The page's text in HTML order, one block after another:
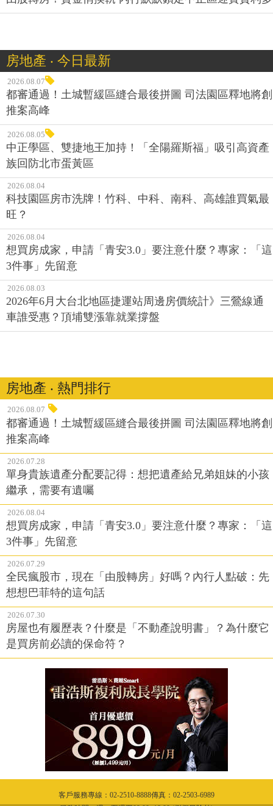
房地產 ‧ 今日最新
2026.08.07
都審通過！土城暫緩區縫合最後拼圖 司法園區釋地將創
推案高峰
2026.08.05
中正學區、雙捷地王加持！「全陽羅斯福」吸引高資產
族回防北市蛋黃區
2026.08.04
科技園區房市洗牌！竹科、中科、南科、高雄誰買氣最
旺？
2026.08.04
想買房成家，申請「青安3.0」要注意什麼？專家：「這
3件事」先留意
2026.08.03
2026年6月大台北地區捷運站周邊房價統計》三鶯線通
車誰受惠？頂埔雙漲靠就業撐盤
房地產 ‧ 熱門排行
2026.08.07
都審通過！土城暫緩區縫合最後拼圖 司法園區釋地將創
推案高峰
2026.07.28
單身貴族遺產分配要記得：想把遺產給兄弟姐妹的小孩
繼承，需要有遺囑
2026.08.04
想買房成家，申請「青安3.0」要注意什麼？專家：「這
3件事」先留意
2026.07.29
全民瘋股市，現在「由股轉房」好嗎？內行人點破：先
想想巴菲特的這句話
2026.07.30
房屋也有履歷表？什麼是「不動產說明書」？為什麼它
是買房前必讀的保命符？
客戶服務專線：02-2510-8888傳真：02-2503-6989